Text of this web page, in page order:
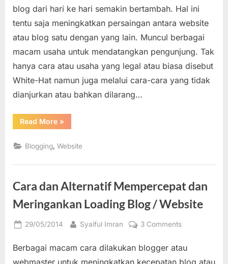
Sumber
Datangnya
Pengunjung
(Traffic)
Website
Blog
blog dari hari ke hari semakin bertambah. Hal ini
tentu saja meningkatkan persaingan antara website
atau blog satu dengan yang lain. Muncul berbagai
macam usaha untuk mendatangkan pengunjung. Tak
hanya cara atau usaha yang legal atau biasa disebut
White-Hat namun juga melalui cara-cara yang tidak
dianjurkan atau bahkan dilarang…
Read More“Berbagai
Macam
Asal
Datangnya
(Traffic)
Blog”
»
Blogging ,Website
Cara dan Alternatif Mempercepat dan
Meringankan Loading Blog / Website
Posted
29/05/2014 By
Syaiful Imran 3 Commentson
dan
Alternatif
Berbagai macam cara dilakukan blogger atau